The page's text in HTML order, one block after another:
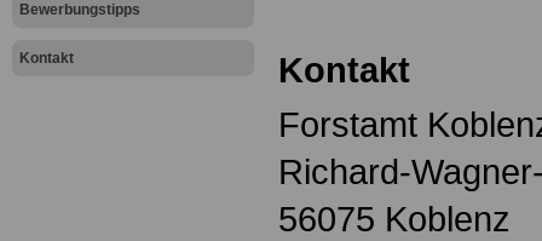
Bewerbungstipps
Kontakt
Kontakt
Forstamt
Richard-
56075 Koblenz